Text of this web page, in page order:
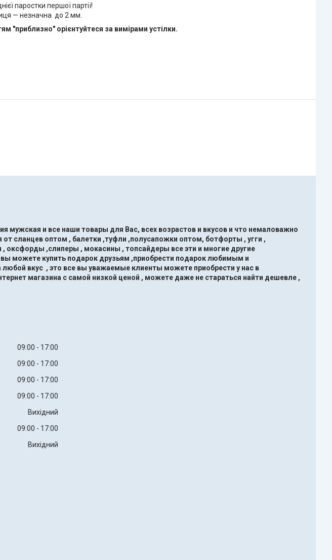
паростки першої партії!
— незначна до 2 мм.
"приблизно" орієнтуйтеся за вимірами устілки.
и все наши товары для Вас, всех возрастов и вкусов и что немаловажно
сланцев оптом , балетки ,туфли ,полусапожки оптом, ботфорты , угги ,
,слиперы , мокасины , топсайдеры все эти и многие другие
вы можете купить подарок друзьям ,приобрести подарок любимым и
вкус , это все вы уважаемые клиенты можете приобрести у нас в
магазина с самой низкой ценой , можете даже не стараться найти дешевле ,
09:00
17:00
09:00
17:00
09:00
17:00
09:00
17:00
Вихідний
09:00
17:00
Вихідний